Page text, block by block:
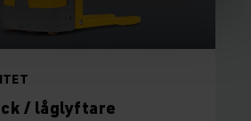
/ låglyftare